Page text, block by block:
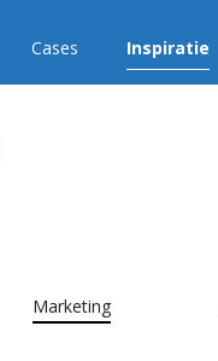
Cases Inspiratie
Marketing